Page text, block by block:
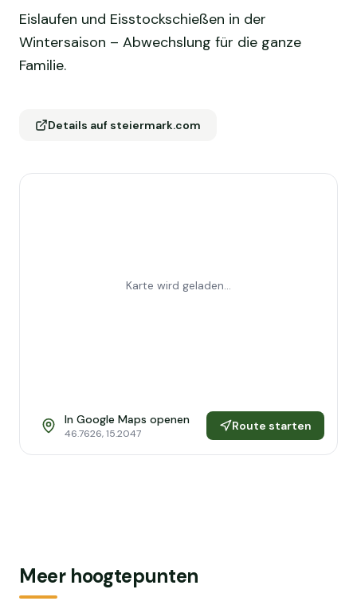
Eislaufen und Eisstockschießen in der
Wintersaison – Abwechslung für die ganze
Familie.
Details auf steiermark.com
Karte wird geladen...
In Google Maps openen
46.7626,15.2047
Route starten
Meer hoogtepunten